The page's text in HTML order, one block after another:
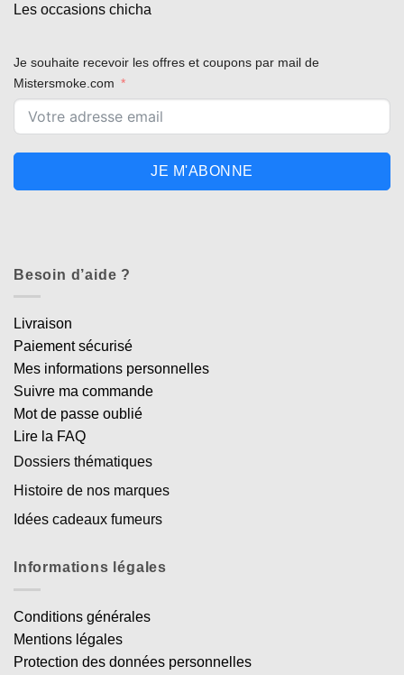
Les occasions chicha
Je souhaite recevoir les offres et coupons par mail de
Mistersmoke.com
JE M'ABONNE
Besoin d’aide ?
Livraison
Paiement sécurisé
Mes informations personnelles
Suivre ma commande
Mot de passe oublié
Lire la FAQ
Dossiers thématiques
Histoire de nos marques
Idées cadeaux fumeurs
Informations légales
Conditions générales
Mentions légales
Protection des données personnelles